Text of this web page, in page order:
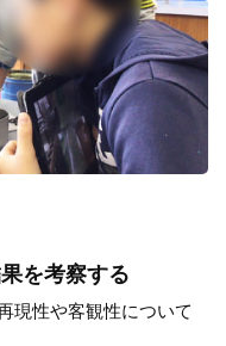
を考察する
現性や客観性について